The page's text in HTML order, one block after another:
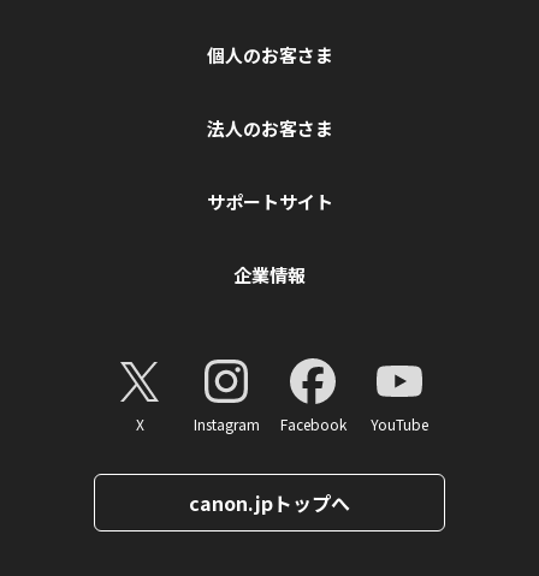
個人のお客さま
法人のお客さま
サポートサイト
企業情報
X Instagram Facebook YouTube
canon.jpトップへ